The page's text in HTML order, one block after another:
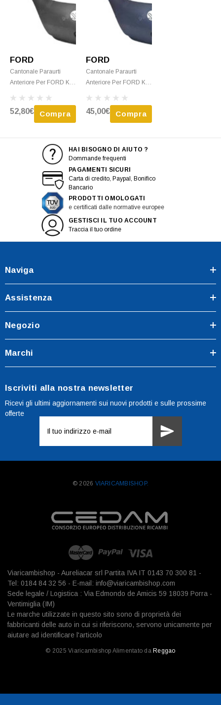
FORD
Cantonale Paraurti
Anteriore Per FORD KA
C/Primer Nuovo
52,80€ Compra
FORD
Cantonale Paraurti
Anteriore Per FORD KA
Blu Nuovo
45,00€ Compra
HAI BISOGNO DI AIUTO ?
Dommande frequenti
PAGAMENTI SICURI
Carta di credito, Paypal, Bonifico
Bancario
PRODOTTI OMOLOGATI
e certificati dalle normative europee
GESTISCI IL TUO ACCOUNT
Traccia il tuo ordine
Naviga
Assistenza
Negozio
Marchi
Iscriviti alla nostra newsletter
Ricevi gli ultimi aggiornamenti sui nuovi prodotti e sulle prossime
offerte
mail
© 2026 VIARICAMBISHOP.
Viaricambishop - Aureliacar srl Partita IVA IT 0143 70 300 81 -
Tel: 0184 84 32 56 - E-mail: info@viaricambishop.com
Sede legale / Logistica : Via Edmondo de Amicis 59 18039 Porra -
Ventimiglia (IM)
Le marche utilizzate in questo sito sono di proprietà dei
fabbricanti delle auto in cui si riferiscono, servono unicamente per
aiutare ad identificare l'articolo
© 2025 Viaricambishop Alimentato da Reggao